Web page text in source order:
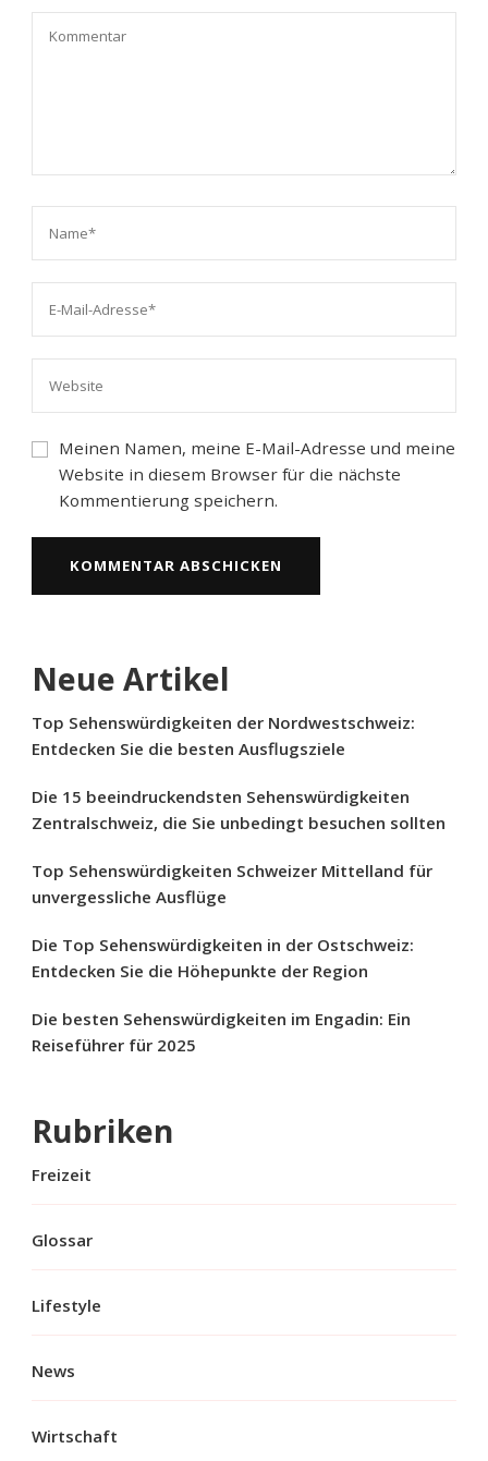
Meinen Namen, meine E-Mail-Adresse und meine
Website in diesem Browser für die nächste
Kommentierung speichern.
Neue Artikel
Top Sehenswürdigkeiten der Nordwestschweiz:
Entdecken Sie die besten Ausflugsziele
Die 15 beeindruckendsten Sehenswürdigkeiten
Zentralschweiz, die Sie unbedingt besuchen sollten
Top Sehenswürdigkeiten Schweizer Mittelland für
unvergessliche Ausflüge
Die Top Sehenswürdigkeiten in der Ostschweiz:
Entdecken Sie die Höhepunkte der Region
Die besten Sehenswürdigkeiten im Engadin: Ein
Reiseführer für 2025
Rubriken
Freizeit
Glossar
Lifestyle
News
Wirtschaft